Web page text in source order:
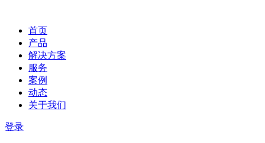
首页
产品
解决方案
服务
案例
动态
关于我们
登录